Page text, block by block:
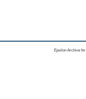
Epsilon Archive